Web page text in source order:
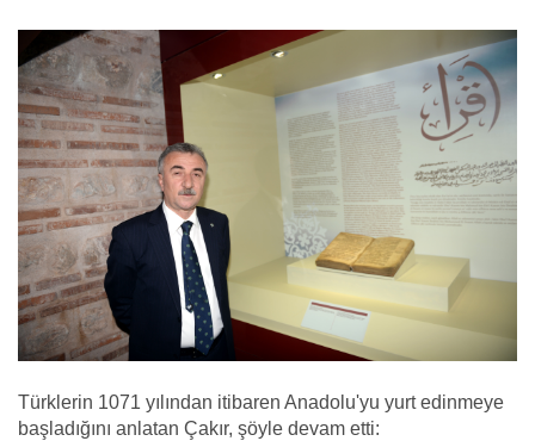
Türklerin 1071 yılından itibaren Anadolu'yu yurt edinmeye
başladığını anlatan Çakır, şöyle devam etti: